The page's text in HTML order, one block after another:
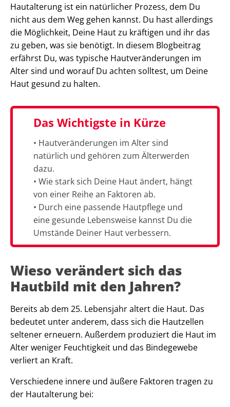
Hautalterung ist ein natürlicher Prozess, dem Du
nicht aus dem Weg gehen kannst. Du hast allerdings
die Möglichkeit, Deine Haut zu kräftigen und ihr das
zu geben, was sie benötigt. In diesem Blogbeitrag
erfährst Du, was typische Hautveränderungen im
Alter sind und worauf Du achten solltest, um Deine
Haut gesund zu halten.
Das Wichtigste in Kürze
• Hautveränderungen im Alter sind
natürlich und gehören zum Älterwerden
dazu.
• Wie stark sich Deine Haut ändert, hängt
von einer Reihe an Faktoren ab.
• Durch eine passende Hautpflege und
eine gesunde Lebensweise kannst Du die
Umstände Deiner Haut verbessern.
Wieso verändert sich das
Hautbild mit den Jahren?
Bereits ab dem 25. Lebensjahr altert die Haut. Das
bedeutet unter anderem, dass sich die Hautzellen
seltener erneuern. Außerdem produziert die Haut im
Alter weniger Feuchtigkeit und das Bindegewebe
verliert an Kraft.
Verschiedene innere und äußere Faktoren tragen zu
der Hautalterung bei: